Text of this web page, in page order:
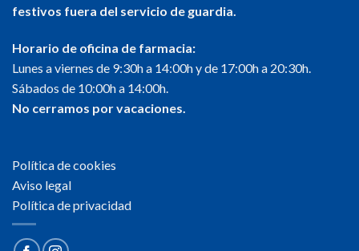
festivos fuera del servicio de guardia.
Horario de oficina de farmacia:
Lunes a viernes de 9:30h a 14:00h y de 17:00h a 20:30h.
Sábados de 10:00h a 14:00h.
No cerramos por vacaciones.
Política de cookies
Aviso legal
Política de privacidad